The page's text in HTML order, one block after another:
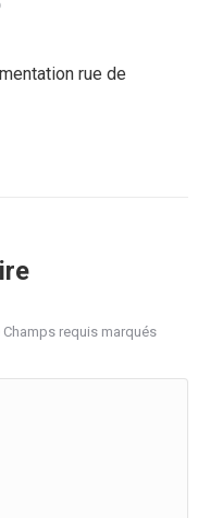
rue de
requis marqués